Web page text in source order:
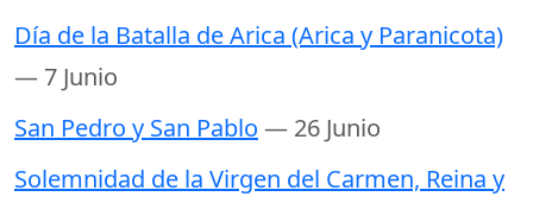
Día de la Batalla de Arica (Arica y Paranicota)
— 7 Junio
San Pedro y San Pablo — 26 Junio
Solemnidad de la Virgen del Carmen, Reina y